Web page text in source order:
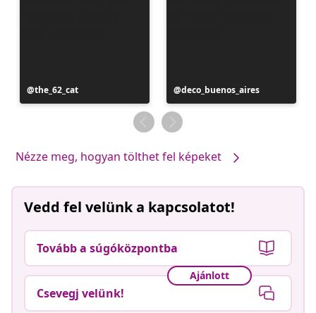
Bejegyzés
közzétevője
the_62_cat
Bejegyzés
közzétevője
deco_buenos_aires
Nézze meg, hogyan tölthet fel képeket
Vedd fel velünk a kapcsolatot!
Tovább a súgóközpontba
Ajánlott
Csevegj velünk!